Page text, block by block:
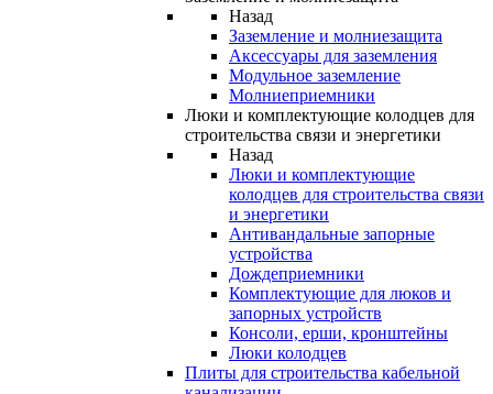
Назад
Заземление и молниезащита
Аксессуары для заземления
Модульное заземление
Молниеприемники
Люки и комплектующие колодцев для
строительства связи и энергетики
Назад
Люки и комплектующие
колодцев для строительства связи
и энергетики
Антивандальные запорные
устройства
Дождеприемники
Комплектующие для люков и
запорных устройств
Консоли, ерши, кронштейны
Люки колодцев
Плиты для строительства кабельной